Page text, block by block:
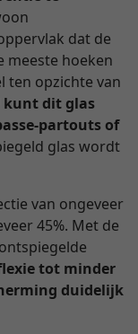
dat de
meeste hoeken
ten opzichte van
kunt dit glas
partouts of
glas wordt
van ongeveer
45%. Met de
tot minder
duidelijk